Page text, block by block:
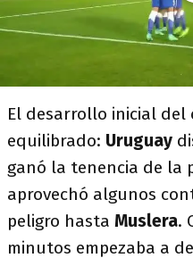
El desarrollo inicial
equilibrado: Uruguay
ganó la tenencia de la
aprovechó algunos
peligro hasta Muslera.
minutos empezaba a